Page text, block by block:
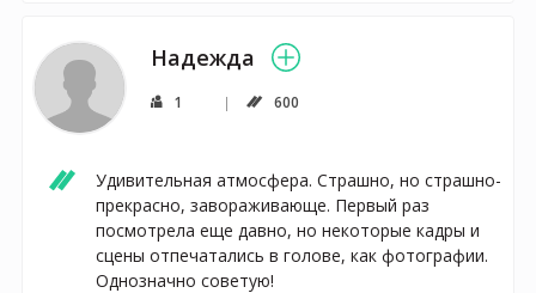
Надежда
1 600
Удивительная атмосфера. Страшно, но страшно-
прекрасно, завораживающе. Первый раз
посмотрела еще давно, но некоторые кадры и
сцены отпечатались в голове, как фотографии.
Однозначно советую!